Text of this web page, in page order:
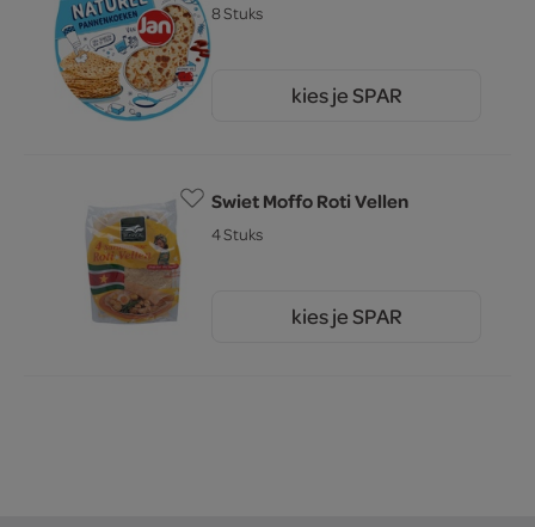
8 Stuks
kies je SPAR
Swiet Moffo Roti Vellen
4 Stuks
kies je SPAR